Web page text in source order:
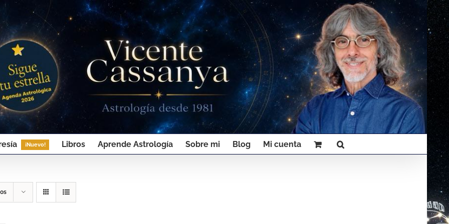
¡Nuevo! Libros Aprende Astrología Sobre mi Blog Mi cuenta